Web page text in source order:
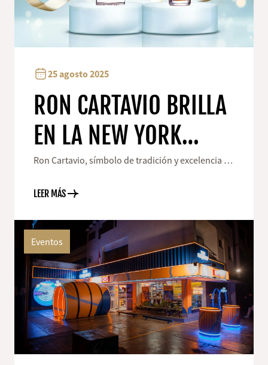
25 agosto 2025
RON CARTAVIO BRILLA
EN LA NEW YORK
INTERNATIONAL
SPIRITS COMPETITION
2025
Ron Cartavio, símbolo de tradición y excelencia en
que ha sido reconocido con importantes
International Spi
LEER MÁS
Eventos